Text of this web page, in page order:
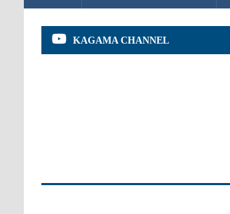
KAGAMA CHANNEL